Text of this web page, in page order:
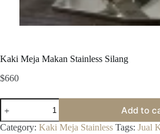
Kaki Meja Makan Stainless Silang
$660
Kaki
Meja
Makan
Add to
Category: Kaki Meja Stainless Tags: Jual